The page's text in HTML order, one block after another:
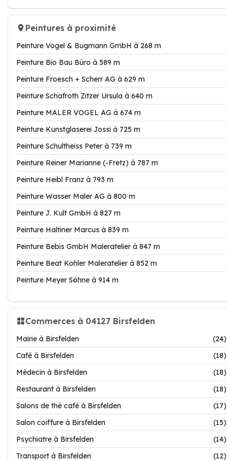
Peintures à proximité
Peinture Vogel & Bugmann GmbH à 268 m
Peinture Bio Bau Büro à 589 m
Peinture Froesch + Scherr AG à 629 m
Peinture Schafroth Zitzer Ursula à 640 m
Peinture MALER VOGEL AG à 674 m
Peinture Kunstglaserei Jossi à 725 m
Peinture Schultheiss Peter à 739 m
Peinture Reiner Marianne (-Fretz) à 787 m
Peinture Heibl Franz à 793 m
Peinture Wasser Maler AG à 800 m
Peinture J. Kult GmbH à 827 m
Peinture Haltiner Marcus à 839 m
Peinture Bebis GmbH Maleratelier à 847 m
Peinture Beat Kohler Maleratelier à 852 m
Peinture Meyer Söhne à 914 m
Commerces à 04127 Birsfelden
Mairie à Birsfelden
(24)
Café à Birsfelden
(18)
Médecin à Birsfelden
(18)
Restaurant à Birsfelden
(18)
Salons de thé café à Birsfelden
(17)
Salon coiffure à Birsfelden
(15)
Psychiatre à Birsfelden
(14)
Transport à Birsfelden
(12)